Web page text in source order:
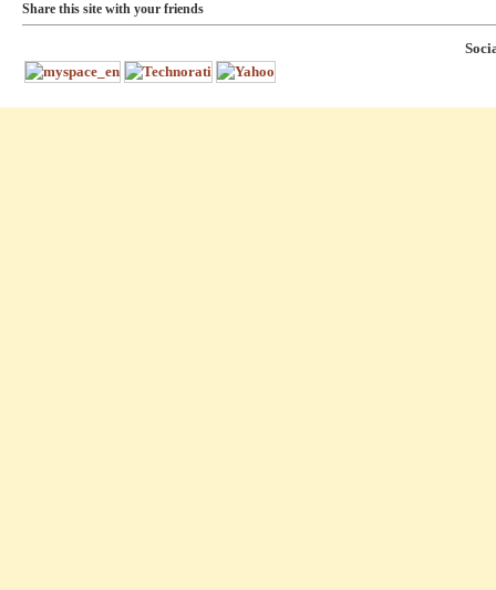
Share this site with your friends